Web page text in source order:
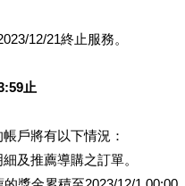
12/21終止服務。
止
戶將有以下情況：
及推薦導購之訂單。